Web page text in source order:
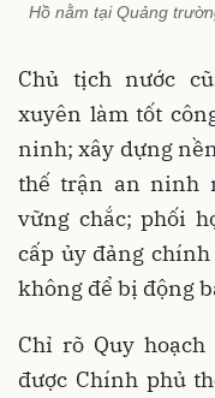
Hồ nằm tại Quảng
Chủ tịch nước
xuyên làm tốt
ninh; xây dựng
thế trận an ninh
vững chắc; phối
cấp ủy đảng
không để bị động
Chỉ rõ Quy
được Chính phủ